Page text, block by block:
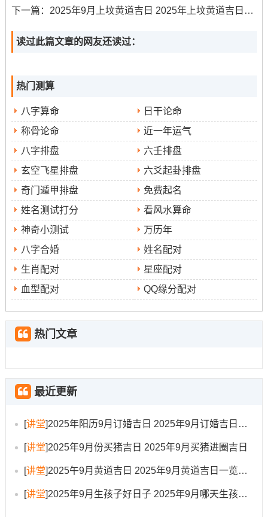
忌：安葬、探病
研究:此为玉堂黄道吉日- 利文书契约，标记事业光明磊
类行业...
冲蛇煞西，属蛇或属猪者需谨慎.
时辰建议：巳时（9:00-11:00）、申时（15:00-17：00）
巳时火旺利于启动，申时金气渐盛利于签约.
4.日期:9月9日（星期二，农历七月十八）
宜:开市、交易、立券、挂匾、祭祀、开光、进人口、入宅
忌:嫁娶、立碑、出行、伐木、安葬、行丧
找原因:此日虽逢朱雀黑道...但得“成日”建除 标记圆满同成
功！白腊金气聚财帛.适合餐饮、文化创意类项目开业。冲
猪煞东 属猪者不宜选用。
时辰建议:巳时（9:00-11：00）、申时（15：00-17:00）
火金相生，帮助旺人气、聚财源。
5.日期:9月15日（星期一 农历七月廿四）
宜：开市、交易、立券、挂匾、开光、出行、入宅、移徙
忌 :作灶、行丧、理发、乘船、嫁娶、安葬
分析:此日值神为“司命”，主掌文书印信，利于新媒体、广
告、IT、电商行业开业；帮助信息传播与名声远扬。
冲蛇煞西，属蛇者需回避...
下一篇： 2025年9月上坟黄道吉日 2025年上坟黄道吉日一览表
读过此篇文章的网友还读过：
热门测算
八字算命
日干论命
称骨论命
近一年运气
八字排盘
六壬排盘
玄空飞星排盘
六爻起卦排盘
奇门遁甲排盘
免费起名
姓名测试打分
看风水算命
神奇小测试
万历年
八字合婚
姓名配对
生肖配对
星座配对
血型配对
QQ缘分配对
热门文章
最近更新
[讲堂]2025年阳历9月订婚吉日 2025年9月订婚吉日有哪几天
[讲堂]2025年9月份买猪吉日 2025年9月买猪进圈吉日
[讲堂]2025午9月黄道吉日 2025年9月黄道吉日一览表大全
[讲堂]2025年9月生孩子好日子 2025年9月哪天生孩子比较好